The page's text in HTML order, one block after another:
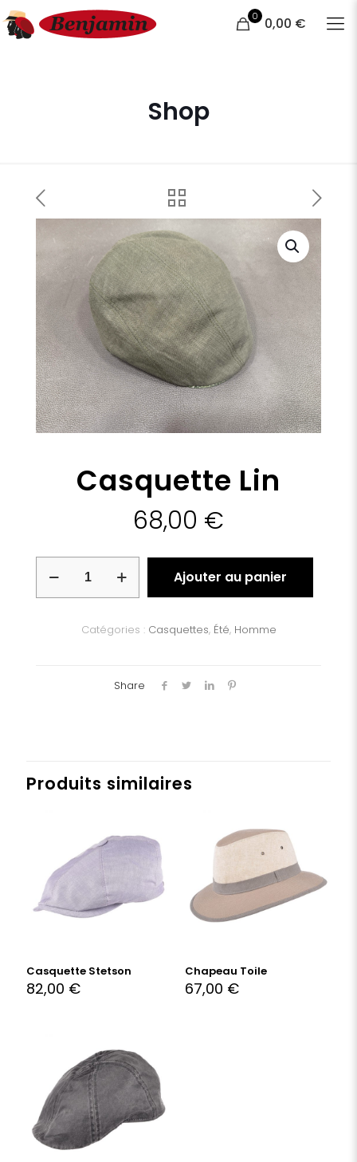
0 0,00 €
Shop
Casquette Lin
68,00 €
Ajouter au panier
Catégories : Casquettes, Été, Homme
Share
Produits similaires
Casquette Stetson
82,00 €
Chapeau Toile
67,00 €